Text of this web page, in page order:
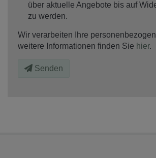
über aktuelle Angebote bis auf
zu werden.
Wir verarbeiten Ihre
weitere Informationen finden Sie hier.
Senden